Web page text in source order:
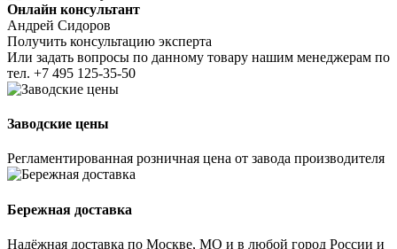
Онлайн консультант
Андрей Сидоров
Получить консультацию эксперта
Или задать вопросы по данному товару нашим менеджерам по
тел. +7 495 125-35-50
Заводские цены
Регламентированная розничная цена от завода производителя
Бережная доставка
Надёжная доставка по Москве, МО и в любой город России и